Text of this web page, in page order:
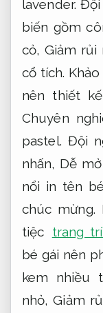
lavender. Đội
biến gồm
cỏ,Giảm rủi
cổ tích. Khảo
nên thiết
Chuyên
pastel. Đội
nhấn, Dễ
nổi in tên
chúc mừng.
tiệc trang
bé gái nên
kem nhiều
nhỏ,Giảm